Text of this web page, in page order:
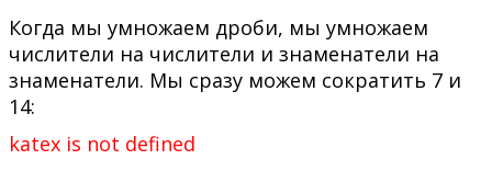
Когда мы умножаем дроби, мы умножаем
числители на числители и знаменатели на
знаменатели. Мы сразу можем сократить 7 и
14:
katex is not defined